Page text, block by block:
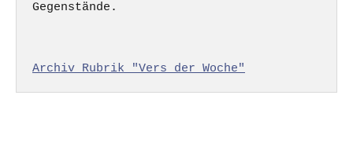
Gegenstände.
Archiv Rubrik "Vers der Woche"